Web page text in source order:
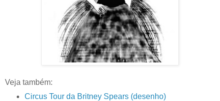
Veja também:
Circus Tour da Britney Spears (desenho)